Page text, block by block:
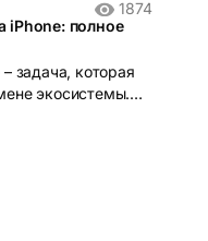
1874
iPhone: полное
задача, которая
экосистемы.